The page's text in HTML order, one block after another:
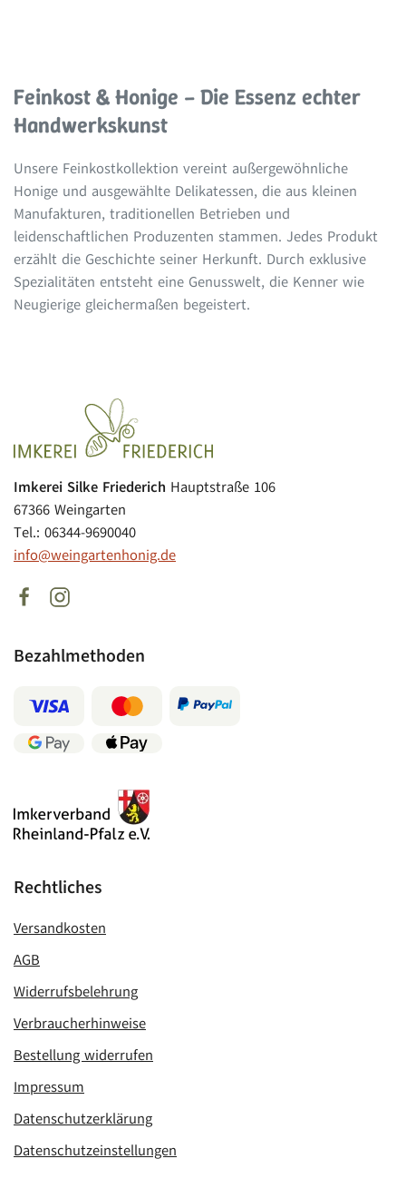
Feinkost & Honige – Die Essenz echter
Handwerkskunst
Unsere Feinkostkollektion vereint außergewöhnliche
Honige und ausgewählte Delikatessen, die aus kleinen
Manufakturen, traditionellen Betrieben und
leidenschaftlichen Produzenten stammen. Jedes Produkt
erzählt die Geschichte seiner Herkunft. Durch exklusive
Spezialitäten entsteht eine Genusswelt, die Kenner wie
Neugierige gleichermaßen begeistert.
Imkerei Silke Friederich Hauptstraße 106
67366 Weingarten
Tel.: 06344-9690040
info@weingartenhonig.de
Bezahlmethoden
Rechtliches
Versandkosten
AGB
Widerrufsbelehrung
Verbraucherhinweise
Bestellung widerrufen
Impressum
Datenschutzerklärung
Datenschutzeinstellungen